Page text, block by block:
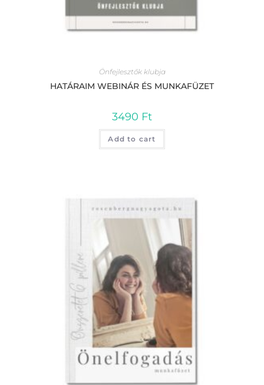
Önfejlesztők klubja
HATÁRAIM WEBINÁR ÉS MUNKAFÜZET
3490 Ft
Add to cart